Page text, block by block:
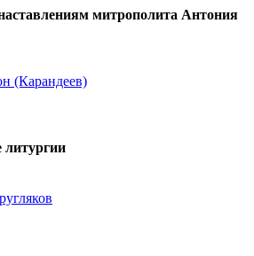
митрополита Антония
(Карандеев)